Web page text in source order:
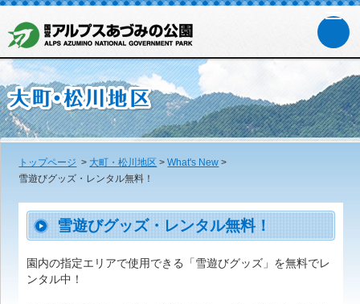
トップページ > 大町・松川地区 > What's New >
雪遊びグッズ・レンタル無料！
雪遊びグッズ・レンタル無料！
園内の指定エリアで使用できる「雪遊びグッズ」を無料でレ
ンタル中！